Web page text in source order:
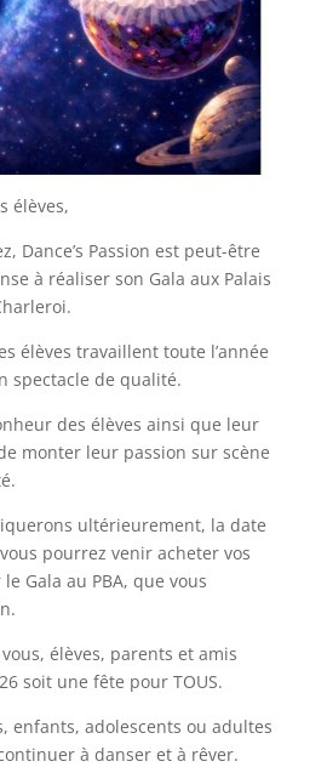
élèves,
Dance’s Passion est peut-être
à réaliser son Gala aux Palais
élèves travaillent toute l’année
spectacle de qualité.
des élèves ainsi que leur
monter leur passion sur scène
ultérieurement, la date
pourrez venir acheter vos
Gala au PBA, que vous
élèves, parents et amis
soit une fête pour TOUS.
enfants, adolescents ou adultes
à danser et à rêver.